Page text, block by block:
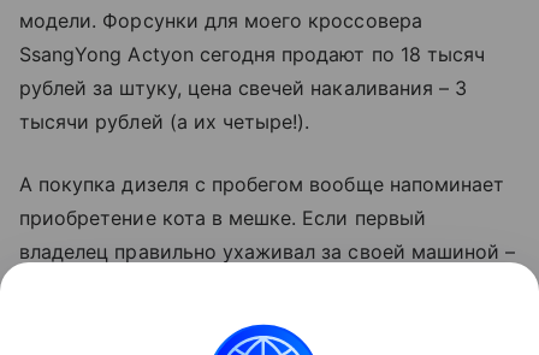
модели. Форсунки для моего кроссовера
SsangYong Actyon сегодня продают по 18 тысяч
рублей за штуку, цена свечей накаливания – 3
тысячи рублей (а их четыре!).
А покупка дизеля с пробегом вообще напоминает
приобретение кота в мешке. Если первый
владелец правильно ухаживал за своей машиной –
вам только удовольствие. А если нет – то